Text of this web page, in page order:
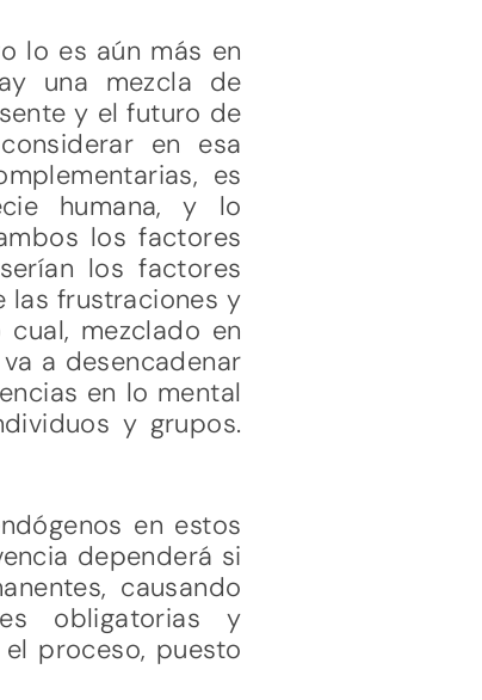
lo es aún más en
una mezcla de
y el futuro de
en esa
es
humana, y lo
los factores
los factores
las frustraciones y
mezclado en
a desencadenar
en lo mental
y grupos.
en estos
dependerá si
causando
obligatorias y
proceso, puesto